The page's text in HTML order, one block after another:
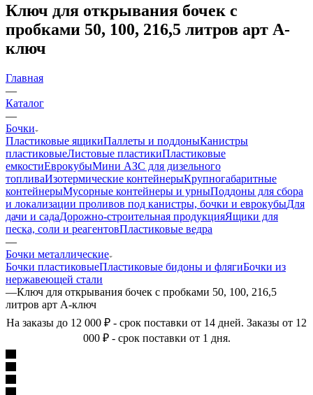
Ключ для открывания бочек с
пробками 50, 100, 216,5 литров арт А-
ключ
Главная
—
Каталог
—
Бочки
Пластиковые ящикиПаллеты и поддоныКанистры
пластиковыеЛистовые пластикиПластиковые
емкостиЕврокубыМини АЗС для дизельного
топливаИзотермические контейнерыКрупногабаритные
контейнерыМусорные контейнеры и урныПоддоны для сбора
и локализации проливов под канистры, бочки и еврокубыДля
дачи и садаДорожно-строительная продукцияЯщики для
песка, соли и реагентовПластиковые ведра
—
Бочки металлические
Бочки пластиковыеПластиковые бидоны и флягиБочки из
нержавеющей стали
—Ключ для открывания бочек с пробками 50, 100, 216,5
литров арт А-ключ
На заказы до 12 000 ₽ - срок поставки от 14 дней. Заказы от 12
000 ₽ - срок поставки от 1 дня.